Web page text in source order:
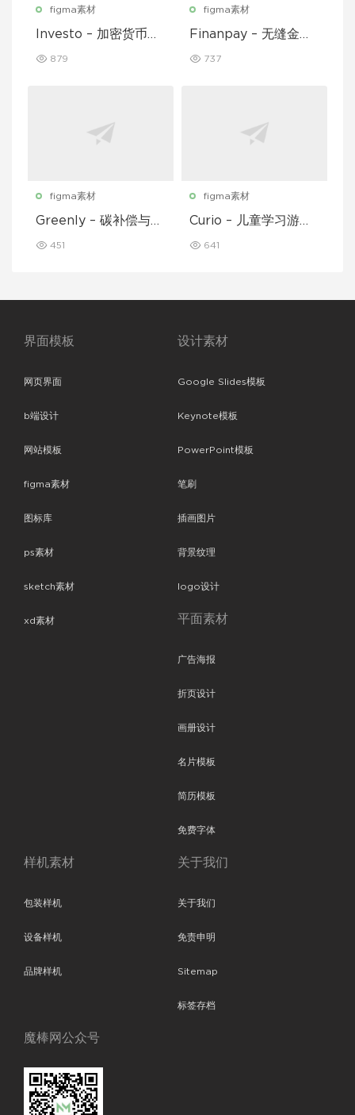
figma素材
Investo – 加密货币应
879
figma素材
Finanpay – 无缝金融
737
figma素材
Greenly – 碳补偿与废
I 套件
451
figma素材
Curio – 儿童学习游戏
641
界面模板
网页界面
b端设计
网站模板
figma素材
图标库
ps素材
sketch素材
xd素材
设计素材
Google Slides模板
Keynote模板
PowerPoint模板
笔刷
插画图片
背景纹理
logo设计
平面素材
广告海报
折页设计
画册设计
名片模板
简历模板
免费字体
样机素材
包装样机
设备样机
品牌样机
关于我们
关于我们
免责申明
Sitemap
标签存档
魔棒网公众号